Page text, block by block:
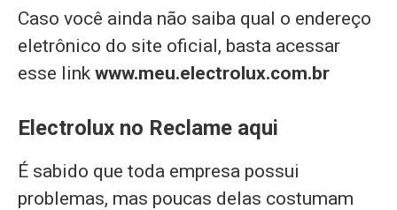
Caso você ainda não saiba qual o endereço
eletrônico do site oficial, basta acessar
esse link www.meu.electrolux.com.br
Electrolux no Reclame aqui
É sabido que toda empresa possui
problemas, mas poucas delas costumam